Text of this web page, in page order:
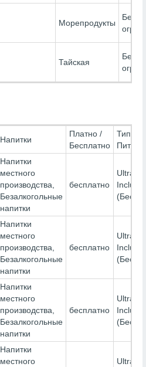
Морепродукты
Без
Тайская
Без
Напитки
Платно /
Бесплатно
Тип
Напитки
местного
производства,
Безалкогольные
напитки
бесплатно
Ultra All
Напитки
местного
производства,
Безалкогольные
напитки
бесплатно
Ultra All
Напитки
местного
производства,
Безалкогольные
напитки
бесплатно
Ultra All
Напитки
местного
Ultra All